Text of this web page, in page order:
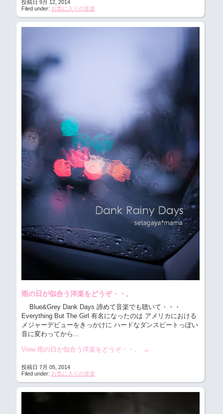
投稿日 9月 12, 2014
Filed under: お気に入りの音楽
雨の日が似合う洋楽をどうぞ・・。
Blue&Grey Dank Days 諦めて音楽でも聴いて・・・
Everything But The Girl 有名になったのは アメリカにおける
メジャーデビューをきっかけに ハードなダンスビートっぽい
音に変わってから...
View 雨の日が似合う洋楽をどうぞ・・。 →
投稿日 7月 05, 2014
Filed under: お気に入りの音楽